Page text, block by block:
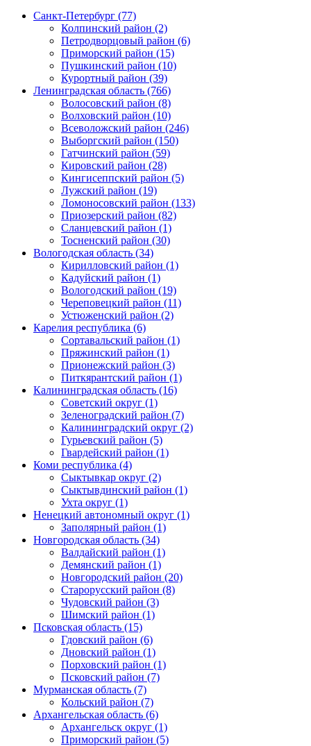
Санкт-Петербург (77)
Колпинский район (2)
Петродворцовый район (6)
Приморский район (15)
Пушкинский район (10)
Курортный район (39)
Ленинградская область (766)
Волосовский район (8)
Волховский район (10)
Всеволожский район (246)
Выборгский район (150)
Гатчинский район (59)
Кировский район (28)
Кингисеппский район (5)
Лужский район (19)
Ломоносовский район (133)
Приозерский район (82)
Сланцевский район (1)
Тосненский район (30)
Вологодская область (34)
Кирилловский район (1)
Кадуйский район (1)
Вологодский район (19)
Череповецкий район (11)
Устюженский район (2)
Карелия республика (6)
Сортавальский район (1)
Пряжинский район (1)
Прионежский район (3)
Питкярантский район (1)
Калининградская область (16)
Советский округ (1)
Зеленоградский район (7)
Калининградский округ (2)
Гурьевский район (5)
Гвардейский район (1)
Коми республика (4)
Сыктывкар округ (2)
Сыктывдинский район (1)
Ухта округ (1)
Ненецкий автономный округ (1)
Заполярный район (1)
Новгородская область (34)
Валдайский район (1)
Демянский район (1)
Новгородский район (20)
Старорусский район (8)
Чудовский район (3)
Шимский район (1)
Псковская область (15)
Гдовский район (6)
Дновский район (1)
Порховский район (1)
Псковский район (7)
Мурманская область (7)
Кольский район (7)
Архангельская область (6)
Архангельск округ (1)
Приморский район (5)